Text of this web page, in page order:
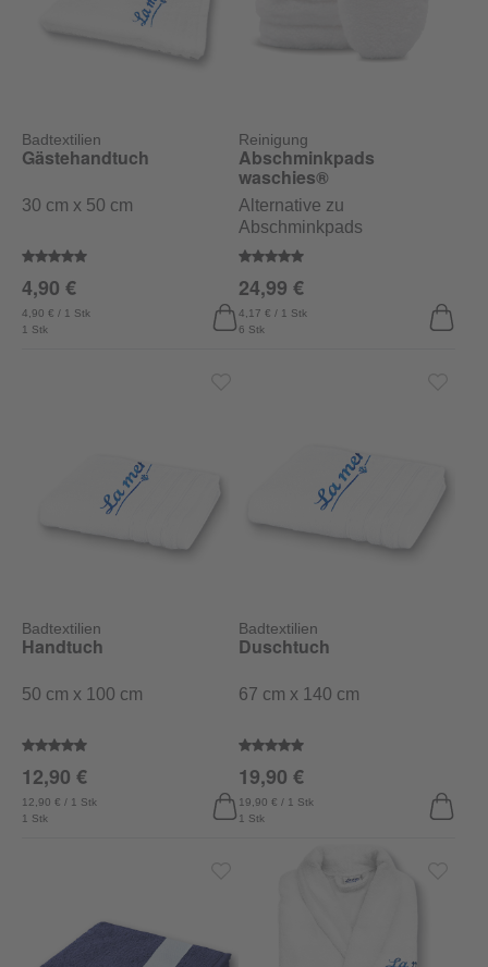
Badtextilien
Durchschnittliche Bewertung von 5 von 5 Sternen
Gästehandtuch
30 cm x 50 cm
1 Stk
4,90 € / 1 Stk
4,90 €
Reinigung
Durchschnittliche Bewertung
Abschminkpads
waschies®
Alternative zu
Abschminkpads
6 Stk
4,17 € / 1 Stk
24,99 €
Badtextilien
Durchschnittliche Bewertung von 4.6 von 5 Sternen
Handtuch
50 cm x 100 cm
1 Stk
12,90 € / 1 Stk
12,90 €
Badtextilien
Durchschnittliche Bewertung
Duschtuch
67 cm x 140 cm
1 Stk
19,90 € / 1 Stk
19,90 €